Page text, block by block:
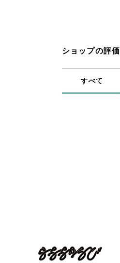
ショップの評価
すべて